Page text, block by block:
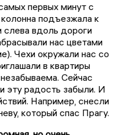
первых минут с
подъезжала к
слева вдоль дороги
нас цветами
Чехи окружали нас со
в квартиры
Сейчас
эту радость забыли. И
Например, снесли
который спас Прагу.